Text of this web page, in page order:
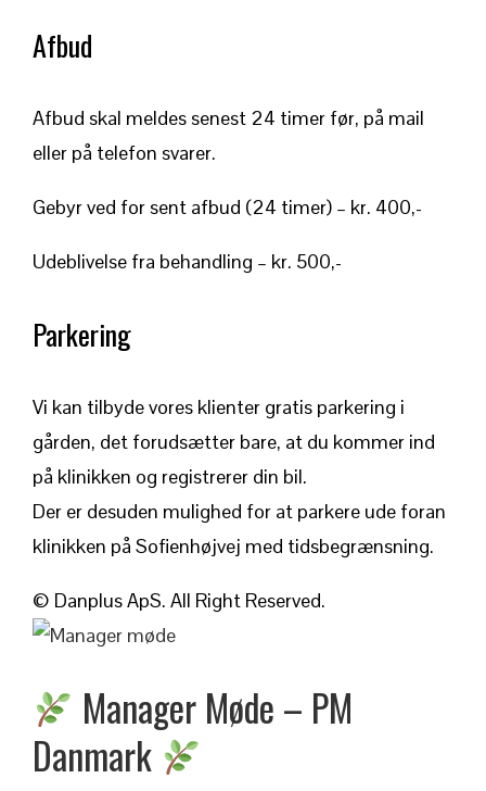
Afbud
Afbud skal meldes senest 24 timer før, på mail
eller på telefon svarer.
Gebyr ved for sent afbud (24 timer) – kr. 400,-
Udeblivelse fra behandling – kr. 500,-
Parkering
Vi kan tilbyde vores klienter gratis parkering i
gården, det forudsætter bare, at du kommer ind
på klinikken og registrerer din bil.
Der er desuden mulighed for at parkere ude foran
klinikken på Sofienhøjvej med tidsbegrænsning.
© Danplus ApS. All Right Reserved.
Manager Møde – PM
Danmark